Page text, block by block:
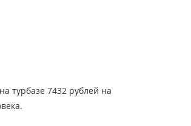
турбазе 7432 рублей на